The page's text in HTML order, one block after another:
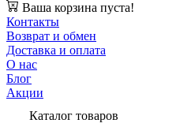
Ваша корзина пуста!
Контакты
Возврат и обмен
Доставка и оплата
О нас
Блог
Акции
Каталог товаров